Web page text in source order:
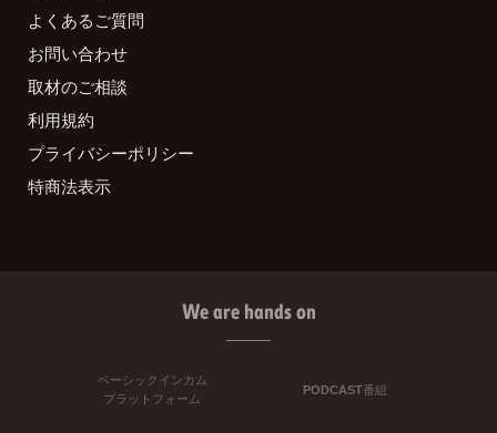
よくあるご質問
お問い合わせ
取材のご相談
利用規約
プライバシーポリシー
特商法表示
We are hands on
ベーシックインカム
プラットフォーム
PODCAST番組